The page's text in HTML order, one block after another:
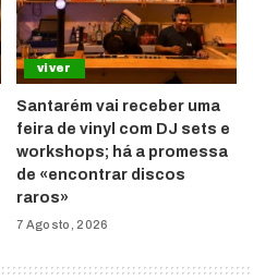
viver
Santarém vai receber uma
feira de vinyl com DJ sets e
workshops; há a promessa
de «encontrar discos
raros»
7 Agosto, 2026